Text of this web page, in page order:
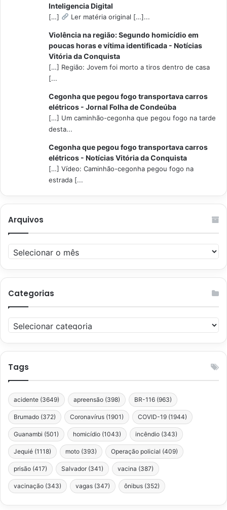
Inteligencia Digital
[…] Ler matéria original […]...
Violência na região: Segundo homicídio em
poucas horas e vítima identificada - Notícias
Vitória da Conquista
[…] Região: Jovem foi morto a tiros dentro de casa
[...
Cegonha que pegou fogo transportava carros
elétricos - Jornal Folha de Condeúba
[…] Um caminhão-cegonha que pegou fogo na tarde
desta...
Cegonha que pegou fogo transportava carros
elétricos - Notícias Vitória da Conquista
[…] Vídeo: Caminhão-cegonha pegou fogo na
estrada [...
Arquivos
Arquivos
Categorias
Categorias
Tags
acidente (3649) apreensão (398) BR-116 (963)
Brumado (372) Coronavírus (1901) COVID-19 (1944)
Guanambi (501) homicídio (1043) incêndio (343)
Jequié (1118) moto (393) Operação policial (409)
prisão (417) Salvador (341) vacina (387)
vacinação (343) vagas (347) ônibus (352)